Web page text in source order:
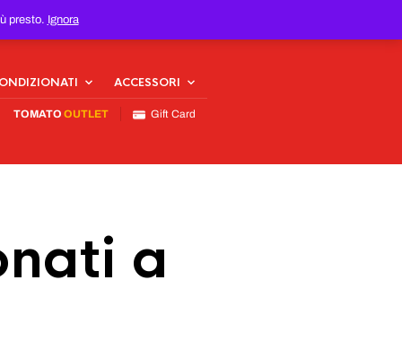
presto. Ignora
ACCESSORI
TOMATO OUTLET Gift Card
a